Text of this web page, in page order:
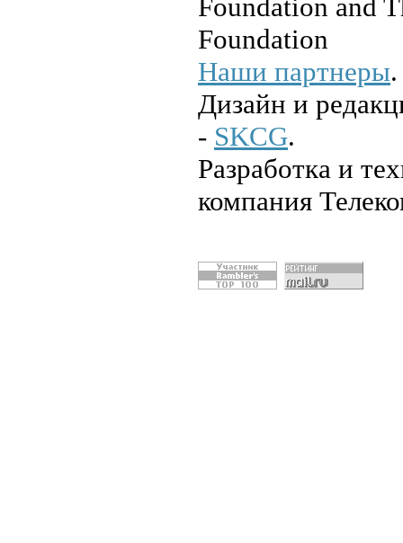
Foundation and
Foundation
Наши партнеры.
Дизайн и
- SKCG.
Разработка и
компания